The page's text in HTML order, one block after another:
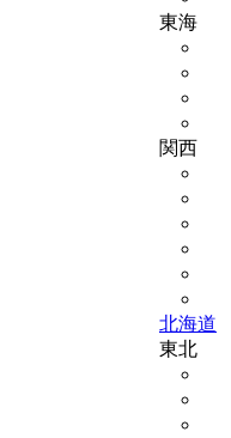
東海
関西
北海道
東北